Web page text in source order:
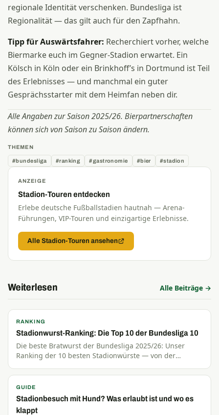
regionale Identität verschenken. Bundesliga ist
Regionalität — das gilt auch für den Zapfhahn.
Tipp für Auswärtsfahrer: Recherchiert vorher, welche
Biermarke euch im Gegner-Stadion erwartet. Ein
Kölsch in Köln oder ein Brinkhoff’s in Dortmund ist Teil
des Erlebnisses — und manchmal ein guter
Gesprächsstarter mit dem Heimfan neben dir.
Alle Angaben zur Saison 2025/26. Bierpartnerschaften
können sich von Saison zu Saison ändern.
THEMEN
#bundesliga #ranking #gastronomie #bier #stadion
ANZEIGE
Stadion-Touren entdecken
Erlebe deutsche Fußballstadien hautnah — Arena-
Führungen, VIP-Touren und einzigartige Erlebnisse.
Alle Stadion-Touren ansehen
Weiterlesen Alle Beiträge →
RANKING
Stadionwurst-Ranking: Die Top 10 der Bundesliga 10
Die beste Bratwurst der Bundesliga 2025/26: Unser
Ranking der 10 besten Stadionwürste — von der
Jena.
GUIDE
Stadionbesuch mit Hund? Was erlaubt ist und wo es
klappt